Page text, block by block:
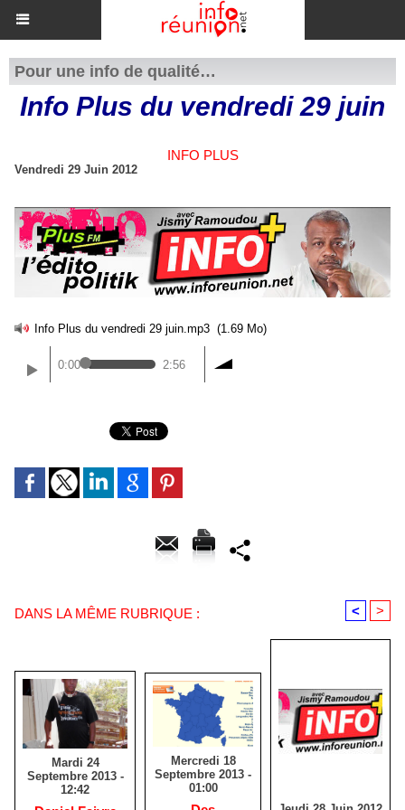
Pour une info de qualité…
Info Plus du vendredi 29 juin
INFO PLUS
Vendredi 29 Juin 2012
Info Plus du vendredi 29 juin.mp3 (1.69 Mo)
0:00 2:56
DANS LA MÊME RUBRIQUE : < >
Mardi 24
Septembre 2013 -
12:42
Mercredi 18
Septembre 2013 -
01:00